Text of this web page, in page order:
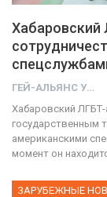
Хабаровский
ГЕЙ-АЛЬЯНС УКРАИНА
Хабаровский
государственным
американскими
момент он